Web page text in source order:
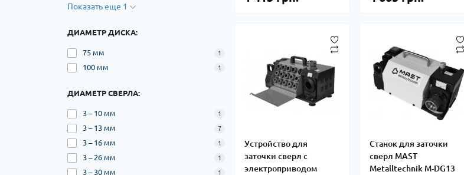
Показать еще 1
ДИАМЕТР ДИСКА:
75 мм 1
100 мм 1
ДИАМЕТР СВЕРЛА:
3 – 10 мм 1
3 – 13 мм 7
3 – 16 мм 1
3 – 26 мм 1
3 – 30 мм 1
Устройство для
заточки сверл c
электроприводом
Станок для заточки
сверл MAST
Metalltechnik M-DG13